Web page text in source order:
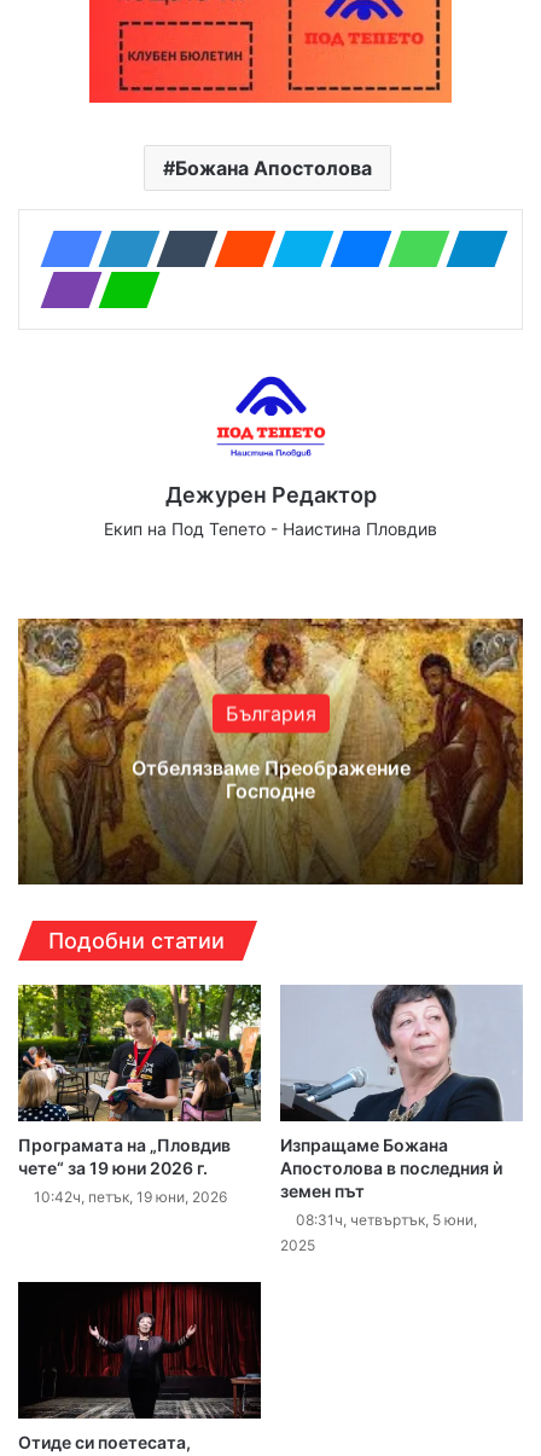
Божана Апостолова
Дежурен Редактор
Екип на Под Тепето - Наистина Пловдив
България
Отбелязваме Преображение
Господне
Подобни статии
Програмата на „Пловдив
чете“ за 19 юни 2026 г.
10:42ч, петък, 19 юни, 2026
Изпращаме Божана
Апостолова в последния ѝ
земен път
08:31ч, четвъртък, 5 юни,
2025
Отиде си поетесата,